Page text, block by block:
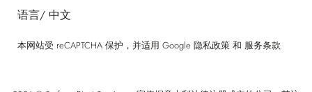
语言/ 中文
本网站受 reCAPTCHA 保护，并适用 Google 隐私政策 和 服务条款